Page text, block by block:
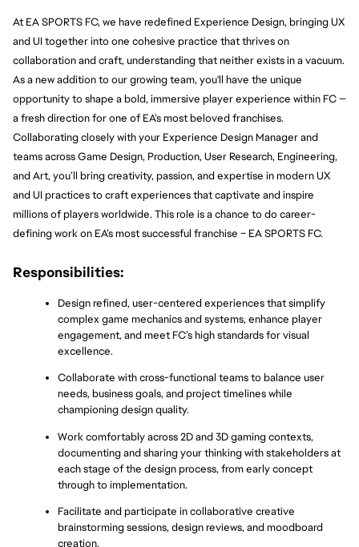
At EA SPORTS FC, we have redefined Experience Design, bringing UX
and UI together into one cohesive practice that thrives on
collaboration and craft, understanding that neither exists in a vacuum.
As a new addition to our growing team, you'll have the unique
opportunity to shape a bold, immersive player experience within FC —
a fresh direction for one of EA’s most beloved franchises.
Collaborating closely with your Experience Design Manager and
teams across Game Design, Production, User Research, Engineering,
and Art, you’ll bring creativity, passion, and expertise in modern UX
and UI practices to craft experiences that captivate and inspire
millions of players worldwide. This role is a chance to do career-
defining work on EA’s most successful franchise – EA SPORTS FC.
Responsibilities:
Design refined, user-centered experiences that simplify
complex game mechanics and systems, enhance player
engagement, and meet FC’s high standards for visual
excellence.
Collaborate with cross-functional teams to balance user
needs, business goals, and project timelines while
championing design quality.
Work comfortably across 2D and 3D gaming contexts,
documenting and sharing your thinking with stakeholders at
each stage of the design process, from early concept
through to implementation.
Facilitate and participate in collaborative creative
brainstorming sessions, design reviews, and moodboard
creation.